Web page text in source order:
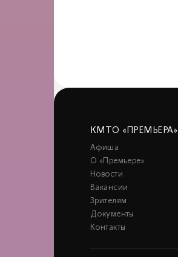
КМТО «ПРЕМЬЕРА»
Афиша
О «Премьере»
Новости
Вакансии
Зрителям
Документы
Контакты